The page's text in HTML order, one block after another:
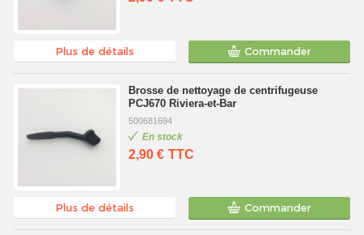
Plus de détails Commander
Brosse de nettoyage de centrifugeuse
PCJ670 Riviera-et-Bar
500681694
En stock
2,90 € TTC
Plus de détails Commander